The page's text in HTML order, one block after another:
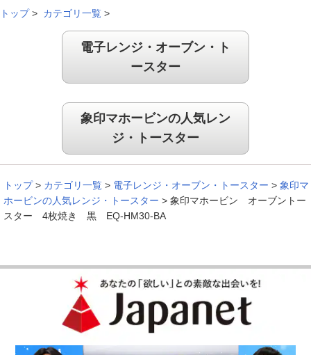
トップ> カテゴリ一覧 >
電子レンジ・オーブン・ト
ースター
象印マホービンの人気レン
ジ・トースター
トップ > カテゴリ一覧 > 電子レンジ・オーブン・トースター > 象印マ
ホービンの人気レンジ・トースター > 象印マホービン オーブントー
スター 4枚焼き 黒 EQ-HM30-BA